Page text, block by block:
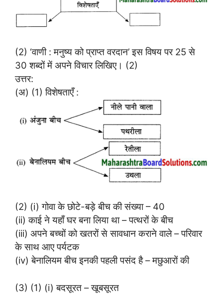
(2) ‘वाणी : मनुष्य को प्राप्त वरदान’ इस विषय पर 25 से
30 शब्दों में अपने विचार लिखिए। (2)
उत्तर:
(अ) (1) विशेषताएँ :
(2) (i) गोवा के छोटे-बड़े बीच की संख्या – 40
(ii) काई ने यहाँ घर बना लिया था – पत्थरों के बीच
(iii) अपने बच्चों को खतरों से सावधान कराने वाले – परिवार
के साथ आए पर्यटक
(iv) बेनालियम बीच इनकी पहली पसंद है – मछुआरों की
(3) (1) (i) बदसूरत – खूबसूरत